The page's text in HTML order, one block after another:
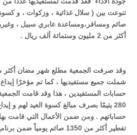
تنوعت بين ( سلال غذائية ، وزكوات ، و كسوة
صائم ومسافر،ومساعدة عابري سبيل ،
أكثر من 2 مليون وستمائة ألف ريال .
شملت جميع مستفيديها ، كما تم مؤخرًا
حسابات المستفيدين ، هذا وقد قامت
280 يتيمًا بصرف مبالغ كسوة العيد لهم و
حساباتهم . ومن ضمن الأعمال التي قامت
تفطير أكثر من 1350 صائم يومياً